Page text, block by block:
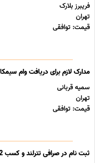
فریبرز بلارک
تهران
قیمت: توافقی
مدارک لازم برای دریافت وام
سمیه قربانی
تهران
قیمت: توافقی
ثبت نام در صرافی تترلند و کسب 2 دلار هدیه + کسب درآمد مادام العمر از صرافی تترلند